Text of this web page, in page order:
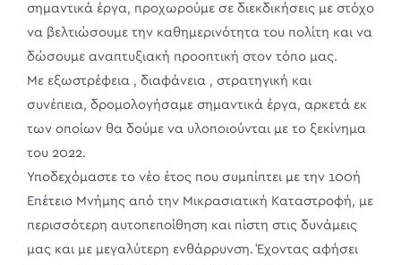
σημαντικά έργα, προχωρούμε σε διεκδικήσεις με στόχο
να βελτιώσουμε την καθημερινότητα του πολίτη και να
δώσουμε αναπτυξιακή προοπτική στον τόπο μας.
Με εξωστρέφεια , διαφάνεια , στρατηγική και
συνέπεια, δρομολογήσαμε σημαντικά έργα, αρκετά εκ
των οποίων θα δούμε να υλοποιούνται με το ξεκίνημα
του 2022.
Υποδεχόμαστε το νέο έτος που συμπίπτει με την 100ή
Επέτειο Μνήμης από την Μικρασιατική Καταστροφή, με
περισσότερη αυτοπεποίθηση και πίστη στις δυνάμεις
μας και με μεγαλύτερη ενθάρρυνση. Έχοντας αφήσει